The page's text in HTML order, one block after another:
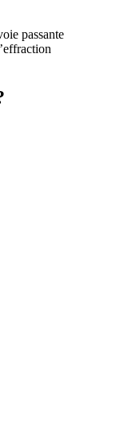
passante